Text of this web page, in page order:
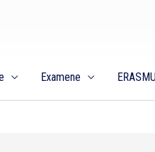
Examene